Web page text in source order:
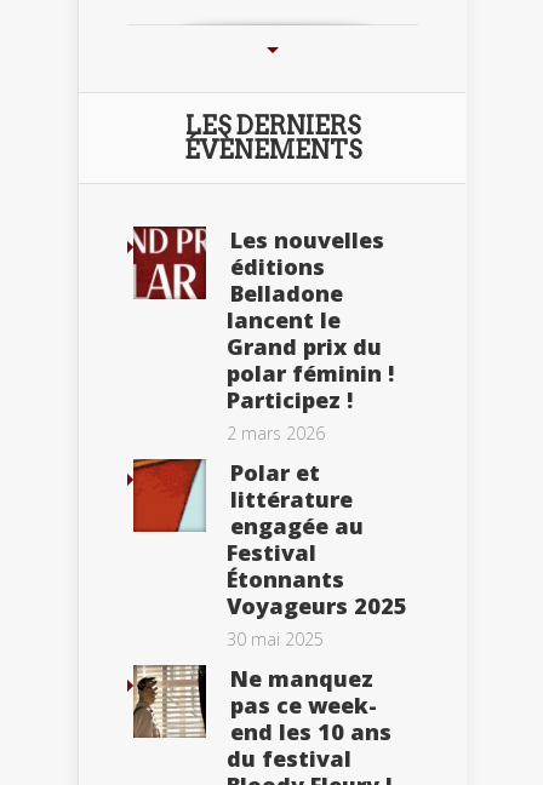
LES DERNIERS
ÉVÈNEMENTS
Les nouvelles
éditions
Belladone
lancent le
Grand prix du
polar féminin !
Participez !
2 mars 2026
Polar et
littérature
engagée au
Festival
Étonnants
Voyageurs 2025
30 mai 2025
Ne manquez
pas ce week-
end les 10 ans
du festival